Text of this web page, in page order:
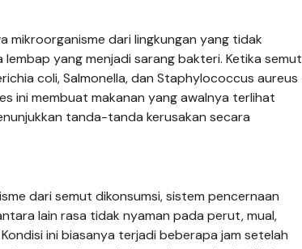
mikroorganisme dari lingkungan yang tidak
yang menjadi sarang bakteri. Ketika semut
coli, Salmonella, dan Staphylococcus aureus
ini membuat makanan yang awalnya terlihat
tanda-tanda kerusakan secara
dari semut dikonsumsi, sistem pencernaan
lain rasa tidak nyaman pada perut, mual,
ini biasanya terjadi beberapa jam setelah